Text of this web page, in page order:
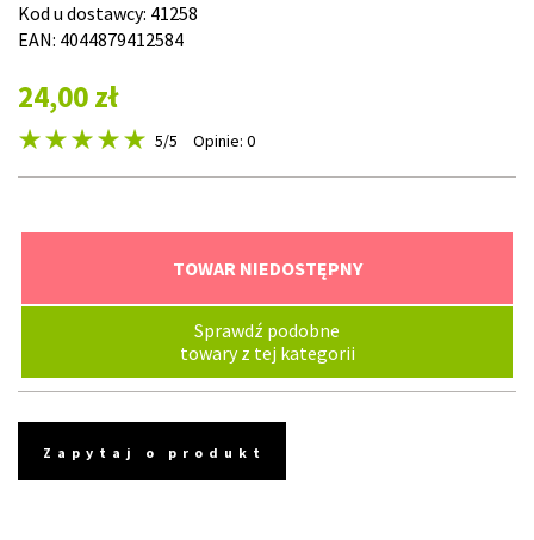
Kod u dostawcy: 41258
EAN: 4044879412584
24,00 zł
5/5 Opinie: 0
TOWAR NIEDOSTĘPNY
Sprawdź podobne
towary z tej kategorii
Zapytaj o produkt